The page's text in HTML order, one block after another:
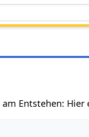
Entstehen: Hier